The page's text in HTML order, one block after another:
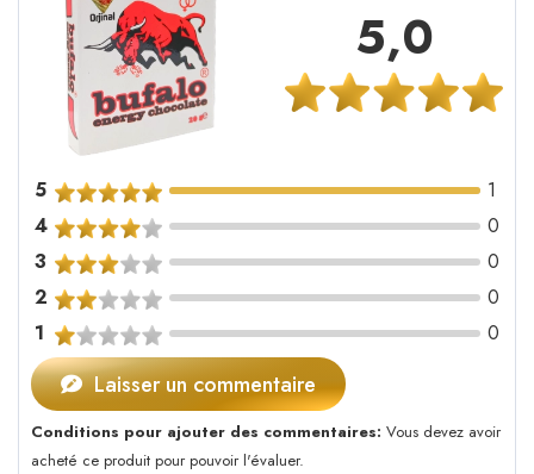
5,0
5
1
4
0
3
0
2
0
1
0
Laisser un commentaire
Conditions pour ajouter des commentaires: Vous devez avoir
acheté ce produit pour pouvoir l'évaluer.